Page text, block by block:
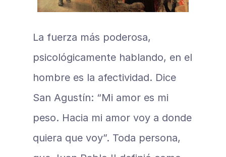
La fuerza más poderosa,
psicológicamente hablando, en el
hombre es la afectividad. Dice
San Agustín: “Mi amor es mi
peso. Hacia mi amor voy a donde
quiera que voy”. Toda persona,